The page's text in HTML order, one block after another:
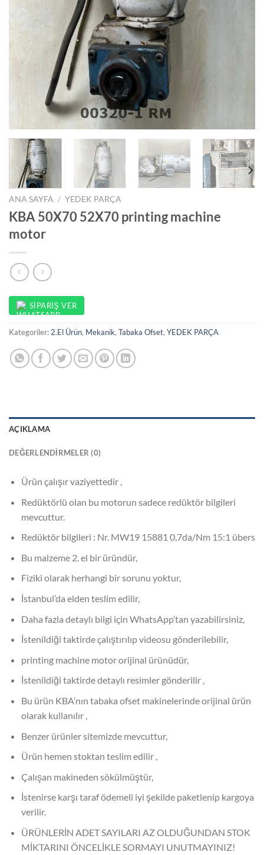
ANA SAYFA / YEDEK PARÇA
KBA 50X70 52X70 printing machine
motor
SIPARIŞ VER
Kategoriler: 2.El Ürün, Mekanik, Tabaka Ofset, YEDEK PARÇA
AÇIKLAMA
DEĞERLENDIRMELER (0)
Ürün çalışır vaziyettedir ,
Redüktörlü olan bu motorun sadece redüktör bilgileri
mevcuttur.
Redüktör bilgileri : Nr. MW19 15881 0,7da/Nm 15:1 übers
Bu malzeme 2. el bir üründür,
Fiziki olarak herhangi bir sorunu yoktur,
İstanbul’da elden teslim edilir,
Daha fazla detaylı bilgi için WhatsApp’tan yazabilirsiniz,
İstenildiği taktirde çalıştırılıp videosu gönderilebilir,
printing machine motor orijinal ürünüdür,
İstenildiği taktirde detaylı resimler gönderilir ,
Bu ürün KBA’nın tabaka ofset makinelerinde orijinal ürün
olarak kullanılır ,
Benzer ürünler sitemizde mevcuttur,
Ürün hemen stoktan teslim edilir ,
Çalışan makineden sökülmüştür,
İstenirse karşı taraf ödemeli iyi şekilde paketlenip kargoya
verilir.
ÜRÜNLERİN ADET SAYILARI AZ OLDUĞUNDAN STOK
MİKTARINI ÖNCELİKLE SORMAYI UNUTMAYINIZ!